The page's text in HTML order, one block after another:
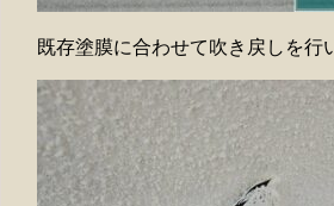
既存塗膜に合わせて吹き戻しを行